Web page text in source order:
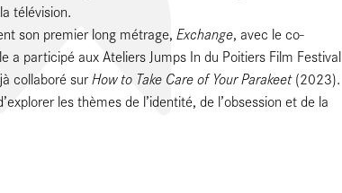
télévision.
son premier long métrage, Exchange, avec le co-
a participé aux Ateliers Jumps In du Poitiers Film Festival
collaboré surHow to Take Care of Your Parakeet(2023).
les thèmes de l’identité, de l’obsession et de la